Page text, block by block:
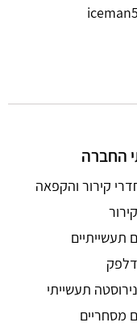
החברה
קירור והקפאה
תעשייתיים
תעשייתי
מסחריים